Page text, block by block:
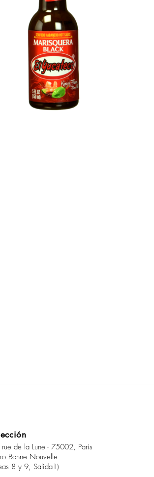
de la Lune - 75002, París
Bonne Nouvelle
8 y 9, Salida1)